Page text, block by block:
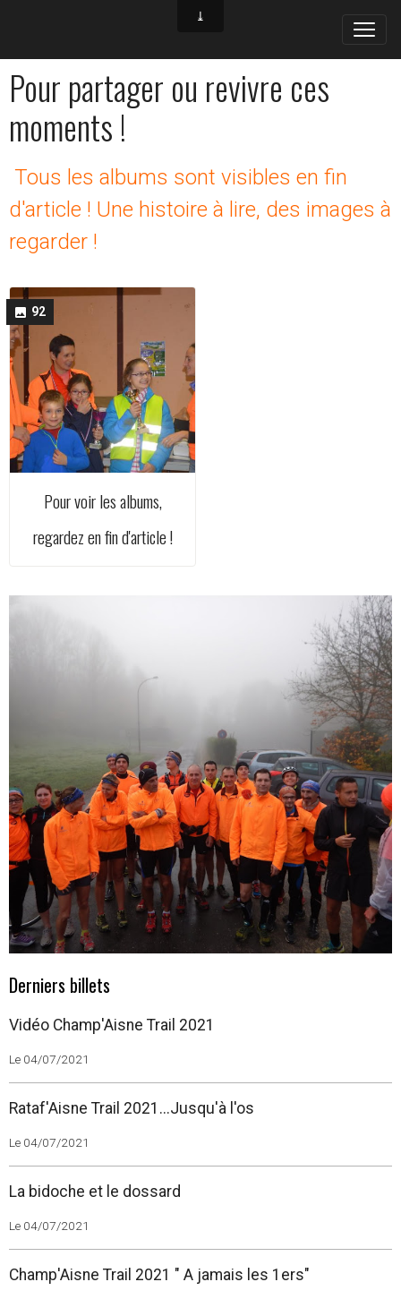
Pour partager ou revivre ces
moments !
Tous les albums sont visibles en fin
d'article ! Une histoire à lire, des images à
regarder !
92
Pour voir les albums,
regardez en fin d'article !
Derniers billets
Vidéo Champ'Aisne Trail 2021
Le 04/07/2021
Rataf'Aisne Trail 2021...Jusqu'à l'os
Le 04/07/2021
La bidoche et le dossard
Le 04/07/2021
Champ'Aisne Trail 2021 " A jamais les 1ers"